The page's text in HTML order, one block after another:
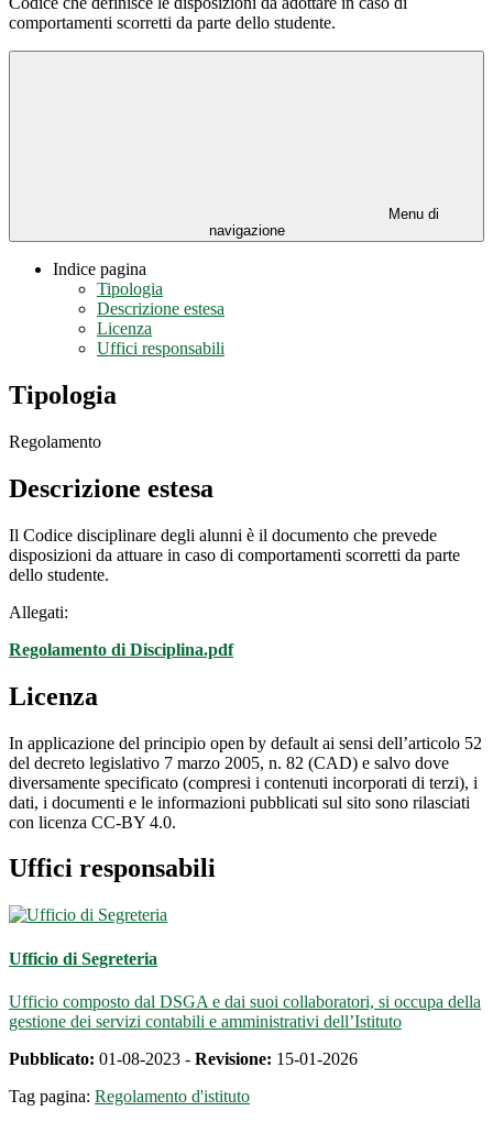
comportamenti scorretti da parte dello studente.
Menu di
navigazione
Indice pagina
Tipologia
Descrizione estesa
Licenza
Uffici responsabili
Tipologia
Regolamento
Descrizione estesa
Il Codice disciplinare degli alunni è il documento che prevede
disposizioni da attuare in caso di comportamenti scorretti da parte
dello studente.
Allegati:
Regolamento di Disciplina.pdf
Licenza
In applicazione del principio open by default ai sensi dell’articolo 52
del decreto legislativo 7 marzo 2005, n. 82 (CAD) e salvo dove
diversamente specificato (compresi i contenuti incorporati di terzi), i
dati, i documenti e le informazioni pubblicati sul sito sono rilasciati
con licenza CC-BY 4.0.
Uffici responsabili
Ufficio di Segreteria
Ufficio composto dal DSGA e dai suoi collaboratori, si occupa della
gestione dei servizi contabili e amministrativi dell’Istituto
Pubblicato: 01-08-2023 - Revisione: 15-01-2026
Tag pagina: Regolamento d'istituto